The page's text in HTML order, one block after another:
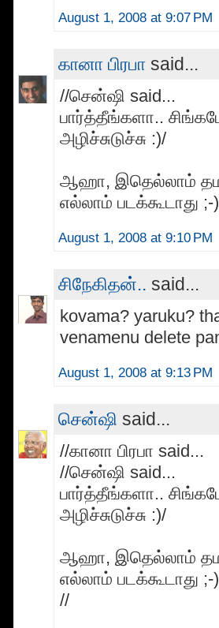
August 1, 2008 at 9:07 PM
கானா பிரபா said...
//சென்ஷி said...
பார்த்தீங்களா..
அழிச்சுடுச்சு :)/
ஆஹா, இதெல்லாம்
எல்லாம் படக்கூடாது ;-)
August 1, 2008 at 9:10 PM
சிநேகிதன்.. said...
kovama? yaruku?
venamenu delete
August 1, 2008 at 9:13 PM
சென்ஷி said...
//கானா பிரபா said...
//சென்ஷி said...
பார்த்தீங்களா..
அழிச்சுடுச்சு :)/
ஆஹா, இதெல்லாம்
எல்லாம் படக்கூடாது ;-)
//